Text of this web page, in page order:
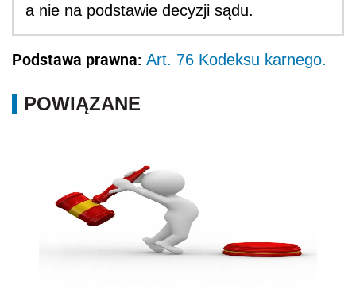
a nie na podstawie decyzji sądu.
Podstawa prawna: Art. 76 Kodeksu karnego.
POWIĄZANE